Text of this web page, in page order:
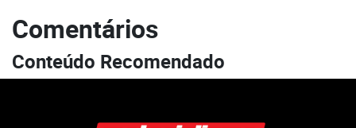
Comentários
Conteúdo Recomendado